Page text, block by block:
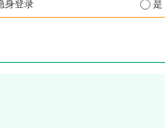
身登录